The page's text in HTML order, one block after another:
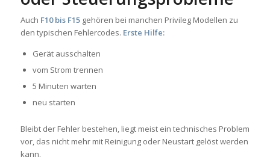
Auch F10 bis F15gehören bei manchen Privileg Modellen zu
den typischen Fehlercodes. Erste Hilfe:
Gerät ausschalten
vom Strom trennen
5 Minuten warten
neu starten
Bleibt der Fehler bestehen, liegt meist ein technisches Problem
vor, das nicht mehr mit Reinigung oder Neustart gelöst werden
kann.